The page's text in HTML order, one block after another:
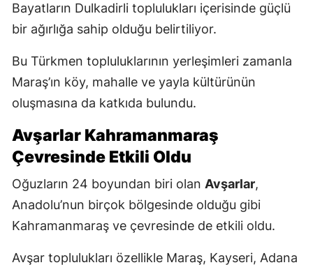
Bayatların Dulkadirli toplulukları içerisinde güçlü
bir ağırlığa sahip olduğu belirtiliyor.
Bu Türkmen topluluklarının yerleşimleri zamanla
Maraş’ın köy, mahalle ve yayla kültürünün
oluşmasına da katkıda bulundu.
Avşarlar Kahramanmaraş
Çevresinde Etkili Oldu
Oğuzların 24 boyundan biri olan Avşarlar,
Anadolu’nun birçok bölgesinde olduğu gibi
Kahramanmaraş ve çevresinde de etkili oldu.
Avşar toplulukları özellikle Maraş, Kayseri, Adana